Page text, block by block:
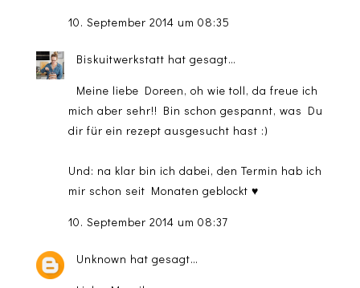
10. September 2014 um 08:35
Biskuitwerkstatt hat gesagt…
Meine liebe Doreen, oh wie toll, da freue ich
mich aber sehr!! Bin schon gespannt, was Du
dir für ein rezept ausgesucht hast :)
Und: na klar bin ich dabei, den Termin hab ich
mir schon seit Monaten geblockt ♥
10. September 2014 um 08:37
Unknown hat gesagt…